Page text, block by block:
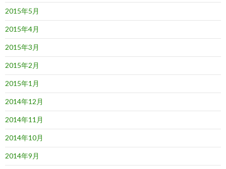
2015年5月
2015年4月
2015年3月
2015年2月
2015年1月
2014年12月
2014年11月
2014年10月
2014年9月